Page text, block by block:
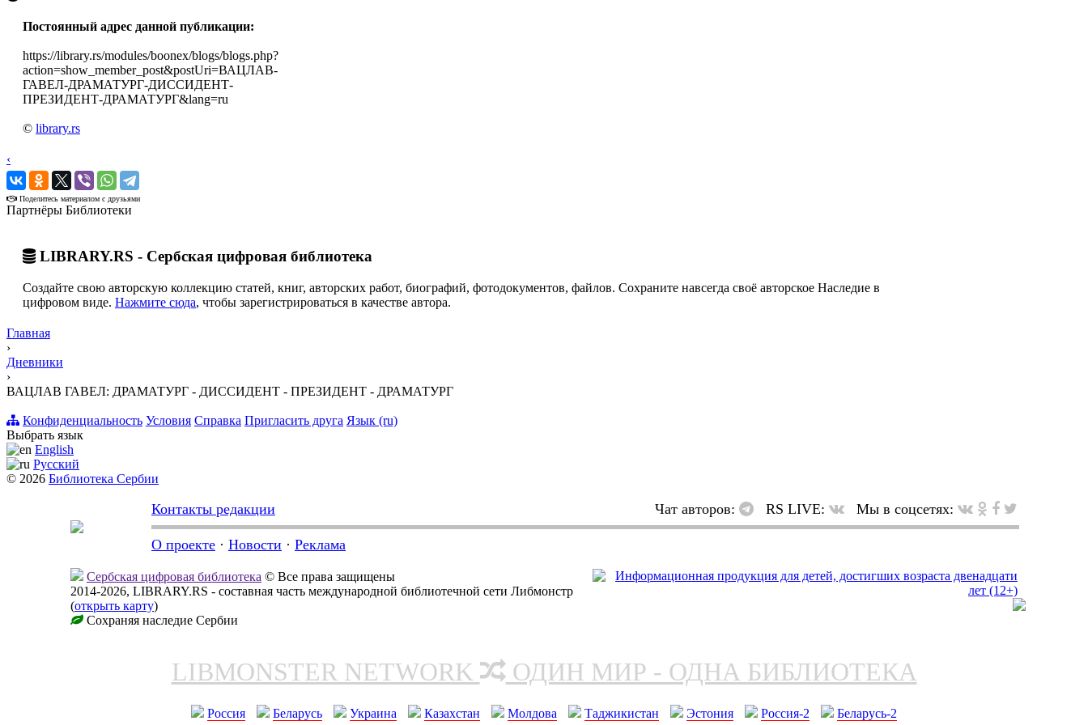
Постоянный адрес данной публикации:
https://library.rs/modules/boonex/blogs/blogs.php?
action=show_member_post&postUri=ВАЦЛАВ-
ГАВЕЛ-ДРАМАТУРГ-ДИССИДЕНТ-
ПРЕЗИДЕНТ-ДРАМАТУРГ&lang=ru
© library.rs
‹
›
Поделитесь материалом с друзьями
Партнёры Библиотеки
LIBRARY.RS - Сербская цифровая библиотека
Создайте свою авторскую коллекцию статей, книг, авторских работ, биографий, фотодокументов, файлов. Сохраните навсегда своё авторское Наследие в
цифровом виде. Нажмите сюда, чтобы зарегистрироваться в качестве автора.
Главная
›
Дневники
›
ВАЦЛАВ ГАВЕЛ: ДРАМАТУРГ - ДИССИДЕНТ - ПРЕЗИДЕНТ - ДРАМАТУРГ
Конфиденциальность Условия Справка Пригласить друга Язык (ru)
Выбрать язык
English
Русский
© 2026 Библиотека Сербии
Контакты редакции Чат авторов: RS LIVE: Мы в соцсетях:
О проекте · Новости · Реклама
Сербская цифровая библиотека © Все права защищены
2014-2026, LIBRARY.RS - составная часть международной библиотечной сети Либмонстр
(открыть карту)
Сохраняя наследие Сербии
LIBMONSTER NETWORK ОДИН МИР - ОДНА БИБЛИОТЕКА
Россия Беларусь Украина Казахстан Молдова Таджикистан Эстония Россия-2 Беларусь-2